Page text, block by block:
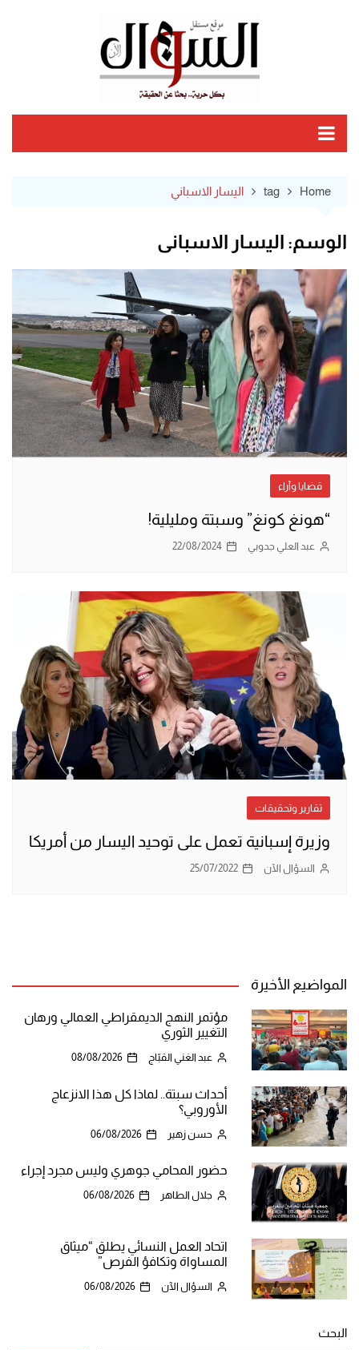
Home
tag اليسار الاسباني
الوسم: اليسار الاسباني
قضايا وآراء
“هونغ كونغ” وسبتة ومليلية!
عبد العلي جدوبي 22/08/2024
تقارير وتحقيقات
وزيرة إسبانية تعمل على توحيد اليسار من أمريكا
السؤال الآن 25/07/2022
المواضيع الأخيرة
مؤتمر النهج الديمقراطي العمالي ورهان
التغيير الثوري
عبد الغني القبّاج 08/08/2026
أحداث سبتة.. لماذا كل هذا الانزعاج
الأوروبي؟
حسن زهير 06/08/2026
حضور المحامي جوهري وليس مجرد إجراء
جلال الطاهر 06/08/2026
اتحاد العمل النسائي يطلق “ميثاق
المساواة وتكافؤ الفرص”
السؤال الآن 06/08/2026
البحث